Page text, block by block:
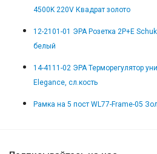
4500K 220V Квадрат золото
12-2101-01 ЭРА Розетка 2P+E
белый
14-4111-02 ЭРА Терморегулятор
Elegance, сл.кость
Рамка на 5 пост WL77-Frame-05